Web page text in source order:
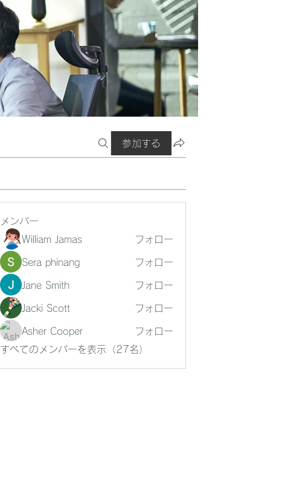
参加する
メンバー
William Jamas
フォロー
Sera phinang フォロー
Jane Smith フォロー
Jacki Scott フォロー
Asher Cooper
フォロー
すべてのメンバーを表示（27名）